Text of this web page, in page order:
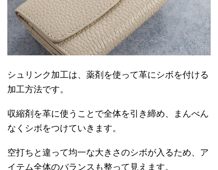
シュリンク加工は、薬剤を使って革にシボを付ける
加工方法です。
収縮剤を革に使うことで全体を引き締め、まんべん
なくシボをつけていきます。
空打ちと違って均一な大きさのシボが入るため、ア
イテム全体のバランスも整って見えます。